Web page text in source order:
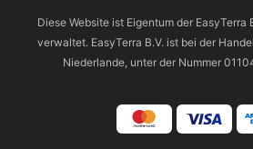
Diese Website ist Eigentum der EasyTerra
verwaltet. EasyTerra B.V. ist bei der
Niederlande, unter der Nummer